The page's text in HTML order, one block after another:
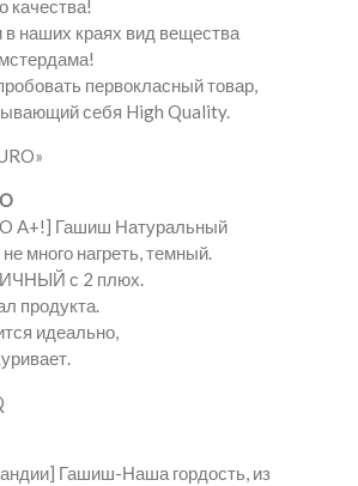
качества!
наших краях вид вещества
первокласный товар,
себя High Quality.
A+!] Гашиш Натуральный
много нагреть, темный.
с 2 плюх.
продукта.
идеально,
Гашиш-Наша гордость, из